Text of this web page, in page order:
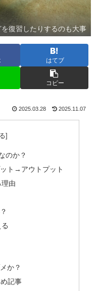
復習したりするのも大事
はてブ
コピー
2025.03.28 2025.11.07
のか？
ト→アウトプット
由
か？
記事